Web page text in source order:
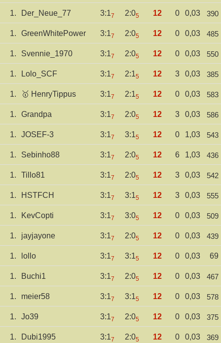
1. Der_Neue_77 3:17 2:05 12 0 0,03 390
1. GreenWhitePower 3:17 2:05 12 0 0,03 485
1. Svennie_1970 3:17 2:05 12 0 0,03 550
1. Lolo_SCF 3:17 2:15 12 3 0,03 385
1. 🥇 HenryTippus 3:17 2:15 12 0 0,03 583
1. Grandpa 3:17 2:05 12 3 0,03 586
1. JOSEF-3 3:17 3:15 12 0 1,03 543
1. Sebinho88 3:17 2:05 12 6 1,03 436
1. Tillo81 3:17 2:05 12 3 0,03 542
1. HSTFCH 3:17 3:15 12 3 0,03 555
1. KevCopti 3:17 3:05 12 0 0,03 509
1. jayjayone 3:17 2:05 12 0 0,03 439
1. lollo 3:17 3:15 12 0 0,03 69
1. Buchi1 3:17 2:05 12 0 0,03 467
1. meier58 3:17 3:15 12 0 0,03 578
1. Jo39 3:17 2:05 12 0 0,03 375
1. Dubi1995 3:17 2:05 12 0 0,03 369